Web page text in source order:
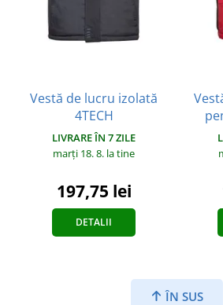
Vestă de lucru izolată
4TECH
LIVRARE ÎN 7 ZILE
marți 18. 8. la tine
197,75 lei
DETALII
ÎN SUS